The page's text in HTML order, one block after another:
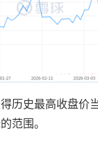
历史最高收盘价
范围。